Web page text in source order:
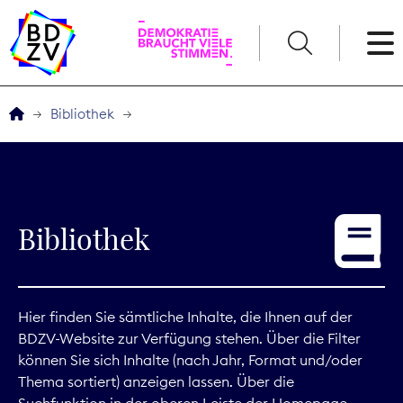
Service
Digitales
Kommunikation
Bibliothek
Bibliothek
Hier finden Sie sämtliche Inhalte, die Ihnen auf der
BDZV-Website zur Verfügung stehen. Über die Filter
können Sie sich Inhalte (nach Jahr, Format und/oder
Thema sortiert) anzeigen lassen. Über die